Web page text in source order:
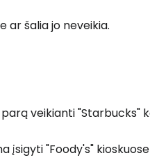
ar šalia jo neveikia.
veikianti "Starbucks"
įsigyti "Foody's"